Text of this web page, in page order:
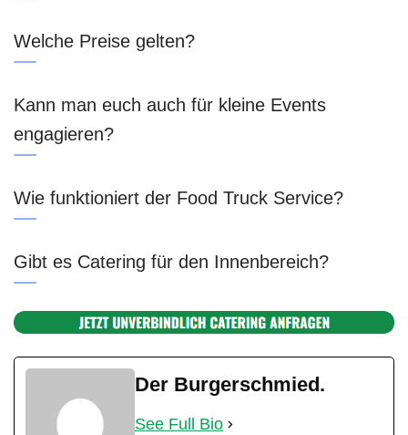
Welche Preise gelten?
Kann man euch auch für kleine Events
engagieren?
Wie funktioniert der Food Truck Service?
Gibt es Catering für den Innenbereich?
Der Burgerschmied.
See Full Bio